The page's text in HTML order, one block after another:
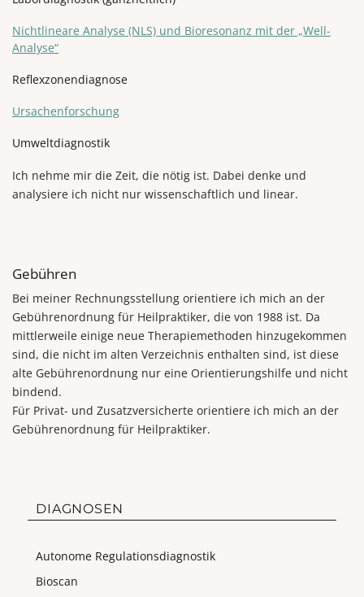
Nichtlineare Analyse (NLS) und Bioresonanz mit der „Well-
Analyse“
Reflexzonendiagnose
Ursachenforschung
Umweltdiagnostik
Ich nehme mir die Zeit, die nötig ist. Dabei denke und
analysiere ich nicht nur wissenschaftlich und linear.
Gebühren
Bei meiner Rechnungsstellung orientiere ich mich an der
Gebührenordnung für Heilpraktiker, die von 1988 ist. Da
mittlerweile einige neue Therapiemethoden hinzugekommen
sind, die nicht im alten Verzeichnis enthalten sind, ist diese
alte Gebührenordnung nur eine Orientierungshilfe und nicht
bindend.
Für Privat- und Zusatzversicherte orientiere ich mich an der
Gebührenordnung für Heilpraktiker.
DIAGNOSEN
Autonome Regulationsdiagnostik
Bioscan